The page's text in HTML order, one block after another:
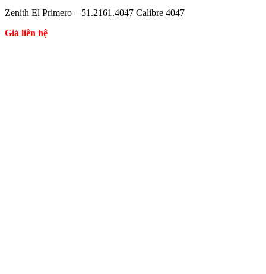
Zenith El Primero – 51.2161.4047 Calibre 4047
Giá liên hệ